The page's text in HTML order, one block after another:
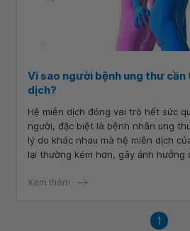
Vì sao người bệnh ung thư
dịch?
Hệ miễn dịch đóng vai trò hết sức
người, đặc biệt là bệnh nhân ung
lý do khác nhau mà hệ miễn dịch
lại thường kém hơn, gây ảnh hưởng
người bệnh ung thư cần tăng cường
Xem thêm
1